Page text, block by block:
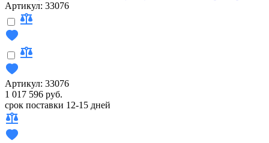
Артикул: 33076
Артикул: 33076
1 017 596 руб.
срок поставки 12-15 дней